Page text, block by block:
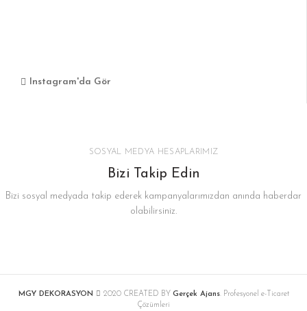
Instagram'da Gör
SOSYAL MEDYA HESAPLARIMIZ
Bizi Takip Edin
Bizi sosyal medyada takip ederek kampanyalarımızdan anında haberdar
olabilirsiniz.
MGY DEKORASYON 2020 CREATED BY Gerçek Ajans. Profesyonel e-Ticaret
Çözümleri